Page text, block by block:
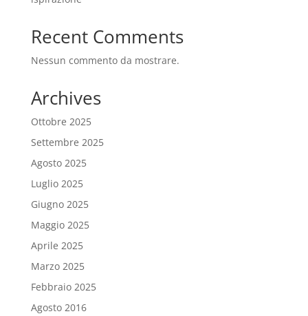
Recent Comments
Nessun commento da mostrare.
Archives
Ottobre 2025
Settembre 2025
Agosto 2025
Luglio 2025
Giugno 2025
Maggio 2025
Aprile 2025
Marzo 2025
Febbraio 2025
Agosto 2016